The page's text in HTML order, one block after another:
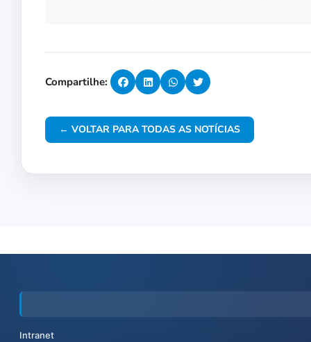
Compartilhe:
← VOLTAR PARA TODAS AS NOTÍCIAS
Intranet